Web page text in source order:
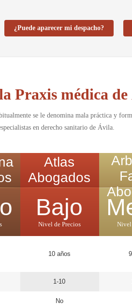
¿Puede aparecer mi despacho?
Praxis médica
se le denomina mala práctica y
en derecho sanitario de Ávila.
Atlas
Abogados
Bajo
Nivel de Precios
10 años
1-10
No
Nivel